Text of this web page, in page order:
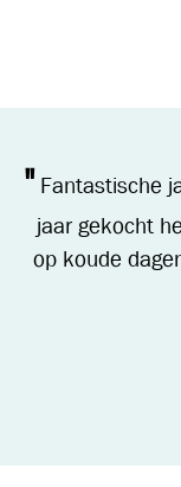
" Fantastische
jaar gekocht
op koude